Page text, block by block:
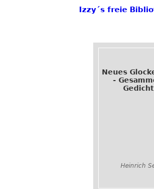
Izzy´s freie
Neues
-
Heinrich